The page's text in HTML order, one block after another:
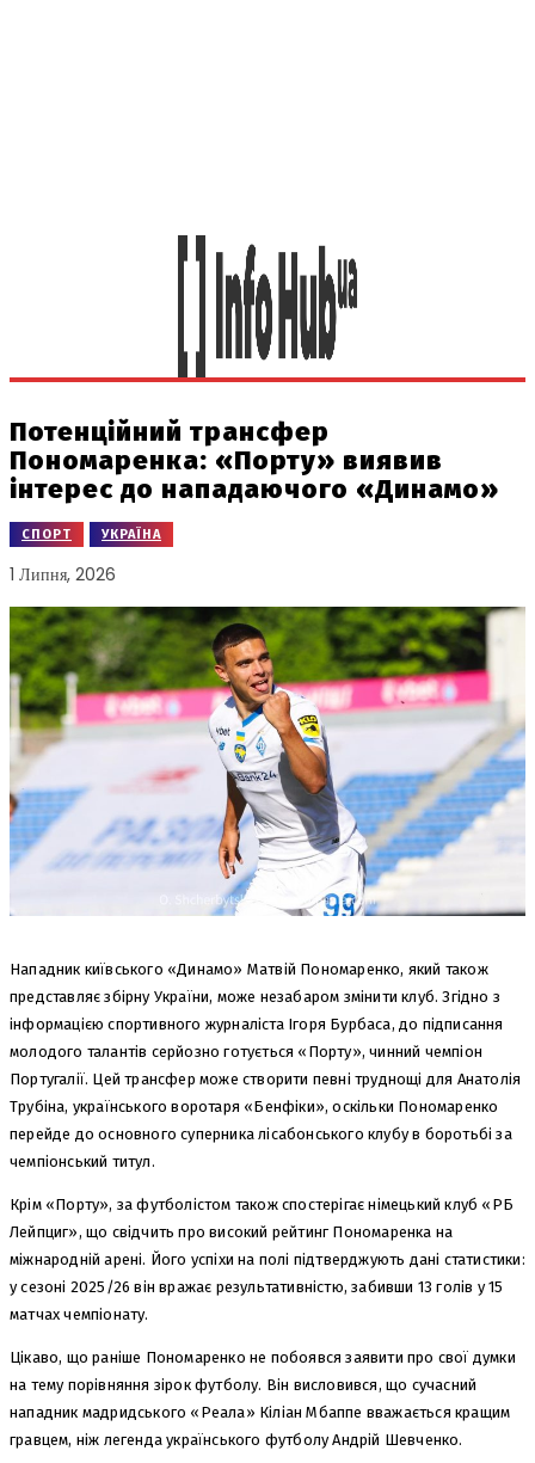
Потенційний трансфер
Пономаренка: «Порту» виявив
інтерес до нападаючого «Динамо»
СПОРТ УКРАЇНА
1 Липня, 2026
Нападник київського «Динамо» Матвій Пономаренко, який також
представляє збірну України, може незабаром змінити клуб. Згідно з
інформацією спортивного журналіста Ігоря Бурбаса, до підписання
молодого талантів серйозно готується «Порту», чинний чемпіон
Португалії. Цей трансфер може створити певні труднощі для Анатолія
Трубіна, українського воротаря «Бенфіки», оскільки Пономаренко
перейде до основного суперника лісабонського клубу в боротьбі за
чемпіонський титул.
Крім «Порту», за футболістом також спостерігає німецький клуб «РБ
Лейпциг», що свідчить про високий рейтинг Пономаренка на
міжнародній арені. Його успіхи на полі підтверджують дані статистики:
у сезоні 2025/26 він вражає результативністю, забивши 13 голів у 15
матчах чемпіонату.
Цікаво, що раніше Пономаренко не побоявся заявити про свої думки
на тему порівняння зірок футболу. Він висловився, що сучасний
нападник мадридського «Реала» Кіліан Мбаппе вважається кращим
гравцем, ніж легенда українського футболу Андрій Шевченко.